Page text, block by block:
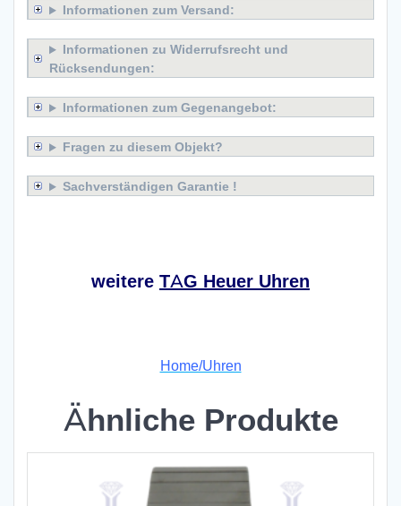
Informationen zum Versand:
Informationen zu Widerrufsrecht und
Rücksendungen:
Informationen zum Gegenangebot:
Fragen zu diesem Objekt?
Sachverständigen Garantie !
weitere TAG Heuer Uhren
Home/Uhren
Ähnliche Produkte